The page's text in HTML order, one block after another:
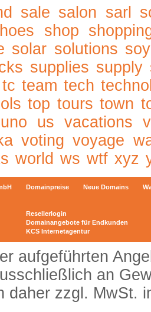
sale salon sarl
shop
solar solutions soy
supplies supply
tc team tech
top tours town
uno us vacations
voting voyage
world ws wtf xyz
Domainpreise Neue Domains
Resellerlogin
Domainangebote für Endkunden
KCS Internetagentur
aufgeführten
an
daher zzgl. MwSt.